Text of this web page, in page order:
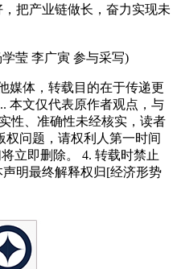
把产业链做长，奋力实现未
莹 李广寅 参与采写)
媒体，转载目的在于传递更
本文仅代表原作者观点，与
性、准确性未经核实，读者
权问题，请权利人第一时间
立即删除。 4. 转载时禁止
明最终解释权归[经济形势